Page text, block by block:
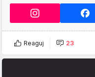
Reaguj 23